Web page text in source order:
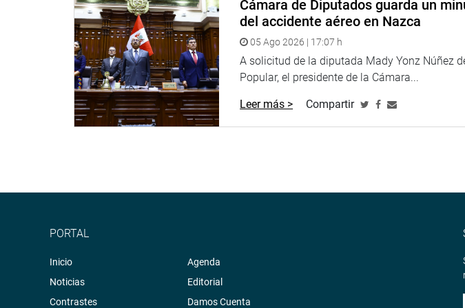
planteado por el congresista Juan Carlo Yuyes para que se forme un grupo de
Integración Fronteriza”. Se denegó el pedido de constitución de la Liga
Pueblo de Saharaui.
También se aprobaron por unanimidad cinco predictámenes de archivo de
(JON).
PRENSA-CONGRESO
Youtube:
http://www.youtube.com/
Sistema de Archivo Fotográfico (SAF):
http://www4.congreso.gob.pe/
Cámara de Diputados guarda un
del accidente aéreo en Nazca
05 Ago 2026 | 17:07 h
A solicitud de la diputada Mady Yonz Núñez
Popular, el presidente de la Cámara...
Leer más > Compartir
PORTAL
Inicio
Noticias
Contrastes
Agenda
Editorial
Damos Cuenta